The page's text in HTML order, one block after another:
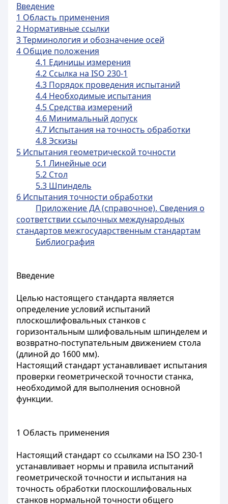
Введение
1 Область применения
2 Нормативные ссылки
3 Терминология и обозначение осей
4 Общие положения
4.1 Единицы измерения
4.2 Ссылка на ISO 230-1
4.3 Порядок проведения испытаний
4.4 Необходимые испытания
4.5 Средства измерений
4.6 Минимальный допуск
4.7 Испытания на точность обработки
4.8 Эскизы
5 Испытания геометрической точности
5.1 Линейные оси
5.2 Стол
5.3 Шпиндель
6 Испытания точности обработки
Приложение ДА (справочное). Сведения о
соответствии ссылочных международных
стандартов межгосударственным стандартам
Библиография
Введение
Целью настоящего стандарта является
определение условий испытаний
плоскошлифовальных станков с
горизонтальным шлифовальным шпинделем и
возвратно-поступательным движением стола
(длиной до 1600 мм).
Настоящий стандарт устанавливает испытания
проверки геометрической точности станка,
необходимой для выполнения основной
функции.
1 Область применения
Настоящий стандарт со ссылками на ISO 230-1
устанавливает нормы и правила испытаний
геометрической точности и испытания на
точность обработки плоскошлифовальных
станков нормальной точности общего